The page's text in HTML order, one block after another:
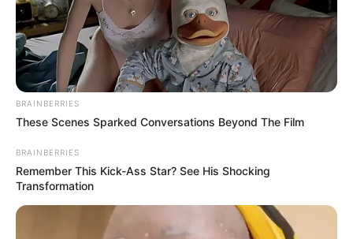
Про це сьогодні
голова Закарпатської
ОВА Мирослав Білецький, вітаючи школярів зі
святом останнього дзвоника.
BRAINBERRIES
These Scenes Sparked Conversations Beyond The Film
BRAINBERRIES
Remember This Kick-Ass Star? See His Shocking
Transformation